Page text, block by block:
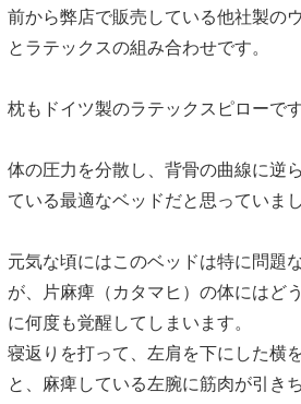
前から弊店で販売している他社製の
とラテックスの組み合わせです。
枕もドイツ製のラテックスピローです
体の圧力を分散し、背骨の曲線に逆
ている最適なベッドだと思っていまし
元気な頃にはこのベッドは特に問題
が、片麻痺（カタマヒ）の体にはど
に何度も覚醒してしまいます。
寝返りを打って、左肩を下にした横
と、麻痺している左腕に筋肉が引き